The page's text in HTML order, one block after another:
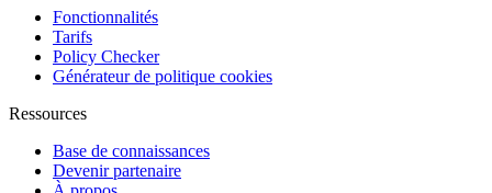
Fonctionnalités
Tarifs
Policy Checker
Générateur de politique cookies
Ressources
Base de connaissances
Devenir partenaire